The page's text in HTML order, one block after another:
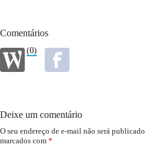
Comentários
(0)
Deixe um comentário
O seu endereço de e-mail não será publicado.
marcados com *